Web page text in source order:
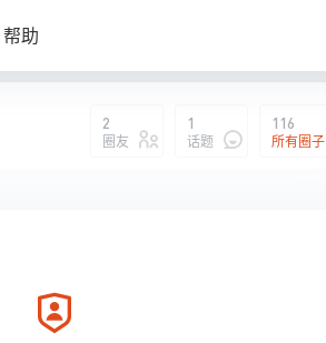
帮助
2
圈友
1
话题
116
所有圈子